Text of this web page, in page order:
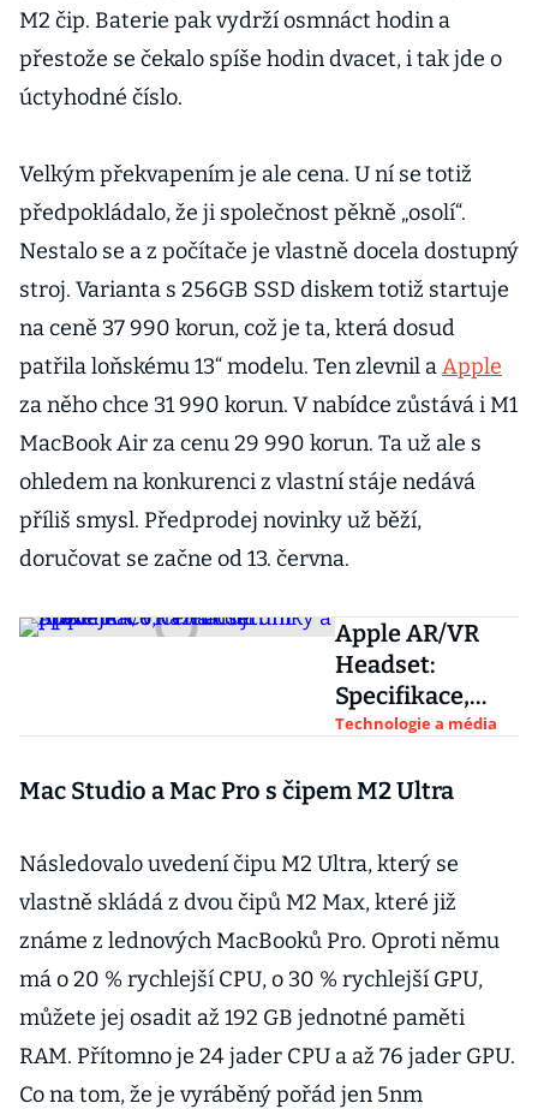
M2 čip. Baterie pak vydrží osmnáct hodin a
přestože se čekalo spíše hodin dvacet, i tak jde o
úctyhodné číslo.
Velkým překvapením je ale cena. U ní se totiž
předpokládalo, že ji společnost pěkně „osolí“.
Nestalo se a z počítače je vlastně docela dostupný
stroj. Varianta s 256GB SSD diskem totiž startuje
na ceně 37 990 korun, což je ta, která dosud
patřila loňskému 13“ modelu. Ten zlevnil aApple
za něho chce 31 990 korun. V nabídce zůstává i M1
MacBook Air za cenu 29 990 korun. Ta už ale s
ohledem na konkurenci z vlastní stáje nedává
příliš smysl. Předprodej novinky už běží,
doručovat se začne od 13. června.
Apple AR/VR
Headset:
Specifikace,
cena i datum
naznačují úniky
Technologie a média
Mac Studio a Mac Pro s čipem M2 Ultra
Následovalo uvedení čipu M2 Ultra, který se
vlastně skládá z dvou čipů M2 Max, které již
známe z lednových MacBooků Pro. Oproti němu
má o 20 % rychlejší CPU, o 30 % rychlejší GPU,
můžete jej osadit až 192 GB jednotné paměti
RAM. Přítomno je 24 jader CPU a až 76 jader GPU.
Co na tom, že je vyráběný pořád jen 5nm